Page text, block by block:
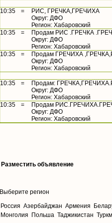
10:35 =
РИС, ГРЕЧКА,ГРЕЧИХА
Округ: ДФО
Регион: Хабаровский
10:35
=
Продам РИС .ГРЕЧКА
Округ: ДФО
Регион: Хабаровский
10:35
=
Продам ГРЕЧИХА
Округ: ДФО
Регион: Хабаровский
10:35 =
Продам:
Округ: ДФО
Регион: Хабаровский
10:35
=
Продам
Округ: ДФО
Регион: Хабаровский
Разместить объявление
Выберите регион
Россия Азербайджан Армения
Монголия
Польша Таджикистан